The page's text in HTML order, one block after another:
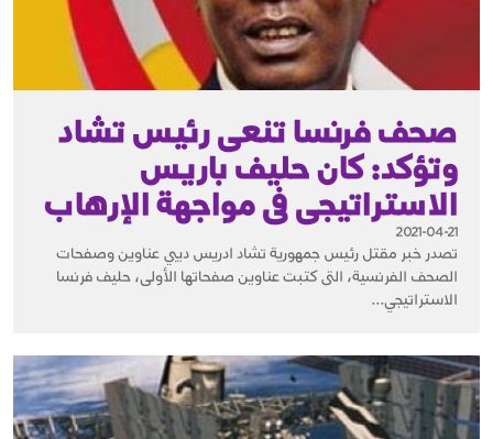
صحف فرنسا تنعى رئيس تشاد
وتؤكد: كان حليف باريس
الاستراتيجى فى مواجهة الإرهاب
2021-04-21
تصدر خبر مقتل رئيس جمهورية تشاد ادريس ديبي عناوين وصفحات
الصحف الفرنسية، التى كتبت عناوين صفحاتها الأولى، حليف فرنسا
الاستراتيجي...